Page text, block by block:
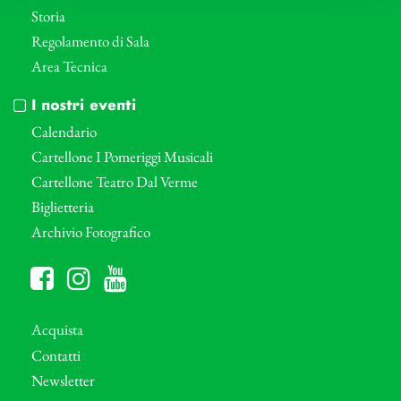
Storia
Regolamento di Sala
Area Tecnica
I nostri eventi
Calendario
Cartellone I Pomeriggi Musicali
Cartellone Teatro Dal Verme
Biglietteria
Archivio Fotografico
Acquista
Contatti
Newsletter